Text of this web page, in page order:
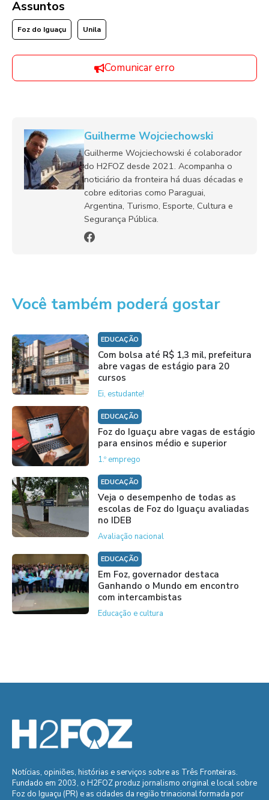
Assuntos
Foz do Iguaçu Unila
Comunicar erro
Guilherme Wojciechowski
Guilherme Wojciechowski é colaborador
do H2FOZ desde 2021. Acompanha o
noticiário da fronteira há duas décadas e
cobre editorias como Paraguai,
Argentina, Turismo, Esporte, Cultura e
Segurança Pública.
Você também poderá gostar
EDUCAÇÃO
Com bolsa até R$ 1,3 mil, prefeitura
abre vagas de estágio para 20
cursos
Ei, estudante!
EDUCAÇÃO
Foz do Iguaçu abre vagas de estágio
para ensinos médio e superior
1.º emprego
EDUCAÇÃO
Veja o desempenho de todas as
escolas de Foz do Iguaçu avaliadas
no IDEB
Avaliação nacional
EDUCAÇÃO
Em Foz, governador destaca
Ganhando o Mundo em encontro
com intercambistas
Educação e cultura
Notícias, opiniões, histórias e serviços sobre as Três Fronteiras.
Fundado em 2003, o H2FOZ produz jornalismo original e local sobre
Foz do Iguaçu (PR) e as cidades da região trinacional formada por